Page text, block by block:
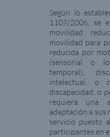
Según lo
1107/2006, se
movilidad
movilidad para
reducida por
(sensorial o
temporal),
intelectual, o
discapacidad, o
requiera una
adaptación a sus
servicio puesto
participantes en